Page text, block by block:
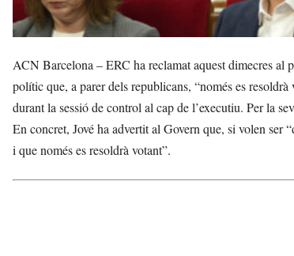
ACN Barcelona – ERC ha reclamat aquest dimecres
polític que, a parer dels republicans, “només es
durant la sessió de control al cap de l’executiu. Per la
En concret, Jové ha advertit al Govern que, si volen
i que només es resoldrà votant”.